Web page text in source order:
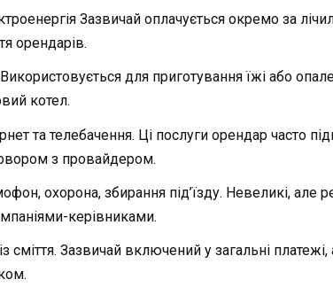
Зазвичай оплачується окремо за
орендарів.
Використовується для приготування їжі або
котел.
та телебачення. Ці послуги орендар часто
з провайдером.
охорона, збирання під’їзду. Невеликі, але
керівниками.
сміття. Зазвичай включений у загальні